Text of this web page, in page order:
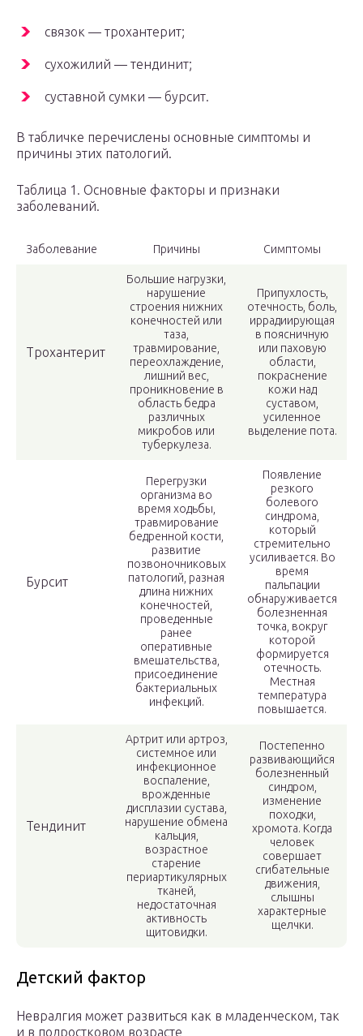
связок — трохантерит;
сухожилий — тендинит;
суставной сумки — бурсит.
В табличке перечислены основные симптомы и
причины этих патологий.
Таблица 1. Основные факторы и признаки
заболеваний.
Заболевание Причины Симптомы
Трохантерит
Большие нагрузки,
нарушение
строения нижних
конечностей или
таза,
травмирование,
переохлаждение,
лишний вес,
проникновение в
область бедра
различных
микробов или
туберкулеза.
Припухлость,
отечность, боль,
иррадиирующая
в поясничную
или паховую
области,
покраснение
кожи над
суставом,
усиленное
выделение пота.
Бурсит
Перегрузки
организма во
время ходьбы,
травмирование
бедренной кости,
развитие
позвоночниковых
патологий, разная
длина нижних
конечностей,
проведенные
ранее
оперативные
вмешательства,
присоединение
бактериальных
инфекций.
Появление
резкого
болевого
синдрома,
который
стремительно
усиливается. Во
время
пальпации
обнаруживается
болезненная
точка, вокруг
которой
формируется
отечность.
Местная
температура
повышается.
Тендинит
Артрит или артроз,
системное или
инфекционное
воспаление,
врожденные
дисплазии сустава,
нарушение обмена
кальция,
возрастное
старение
периартикулярных
тканей,
недостаточная
активность
щитовидки.
Постепенно
развивающийся
болезненный
синдром,
изменение
походки,
хромота. Когда
человек
совершает
сгибательные
движения,
слышны
характерные
щелчки.
Детский фактор
Невралгия может развиться как в младенческом, так
и в подростковом возрасте